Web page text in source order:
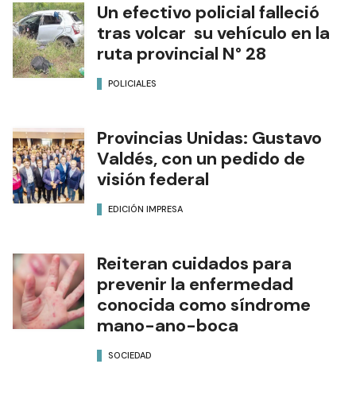
Un efectivo policial falleció
tras volcar su vehículo en la
ruta provincial N° 28
POLICIALES
Provincias Unidas: Gustavo
Valdés, con un pedido de
visión federal
EDICIÓN IMPRESA
Reiteran cuidados para
prevenir la enfermedad
conocida como síndrome
mano-ano-boca
SOCIEDAD